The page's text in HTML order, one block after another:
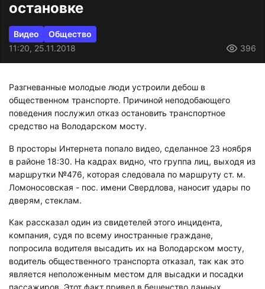
остановке
Видео
Общество
11:20, 25.11.2018
396
Разгневанные молодые люди устроили дебош в
общественном транспорте. Причиной неподобающего
поведения послужил отказ остановить транспортное
средство на Володарском мосту.
В просторы Интернета попало видео, сделанное 23 ноября
в районе 18:30. На кадрах видно, что группа лиц, выходя из
маршрутки №476, которая следовала по маршруту ст. м.
Ломоносовская - пос. имени Свердлова, наносит удары по
дверям, стеклам.
Как рассказал один из свидетелей этого инцидента,
компания, судя по всему иностранные граждане,
попросила водителя высадить их на Володарском мосту,
водитель общественного транспорта отказал, так как это
является неположенным местом для высадки и посадки
пассажиров. Этот факт привел в бешенство данных